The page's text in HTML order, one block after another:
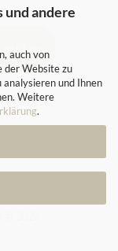
andere
auch von
der Website zu
und Ihnen
Weitere
.